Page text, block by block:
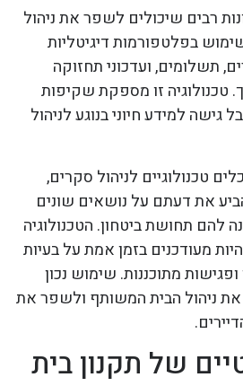
רבים שיכולים לשפר את ניהול
בפלטפורמות דיגיטליות
תשלומים, ועדכוני תחזוקה
טכנולוגיה זו מספקת שקיפות
למידע חיוני בנוגע לניהול
טכנולוגיים לניהול סקרים,
את דעתם על נושאים שונים
להם תחושת ביטחון. הטכנולוגיה
מעודכנים בזמן אמת על בעיות
מתוכננות. שימוש נכון
את ניהול הבית המשותף ולשפר את
של תקנון בית